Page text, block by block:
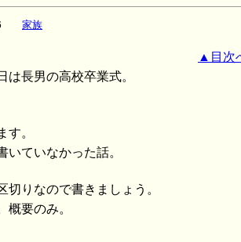
家族
▲目次
長男の高校卒業式。
す。
ていなかった話。
りなので書きましょう。
概要のみ。